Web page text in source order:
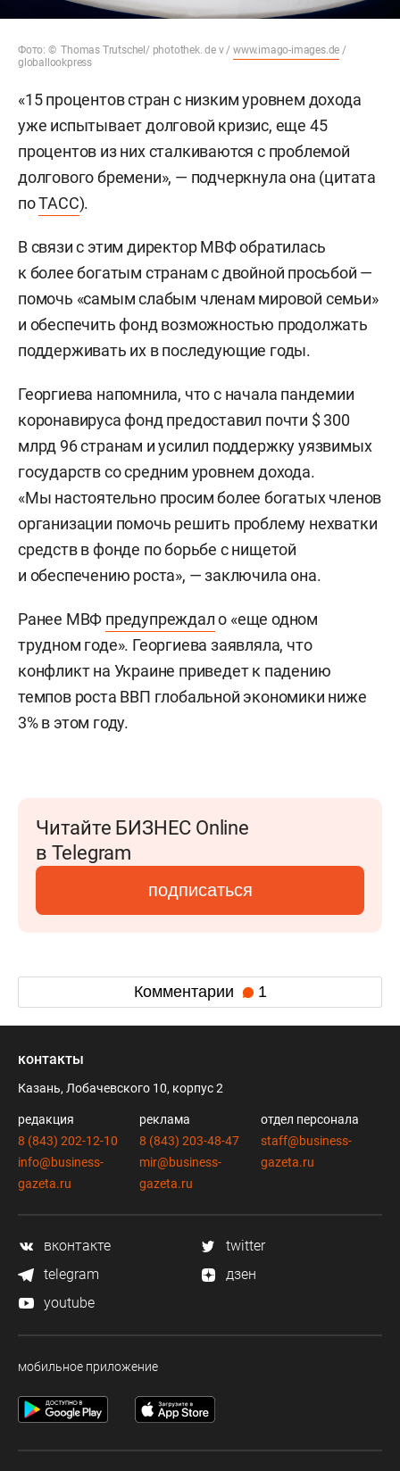
Фото: © Thomas Trutschel/ photothek. de v /www.imago-images.de /
globallookpress
«15 процентов стран с низким уровнем дохода
уже испытывает долговой кризис, еще 45
процентов из них сталкиваются с проблемой
долгового бремени», — подчеркнула она (цитата
поТАСС).
В связи с этим директор МВФ обратилась
к более богатым странам с двойной просьбой —
помочь «самым слабым членам мировой семьи»
и обеспечить фонд возможностью продолжать
поддерживать их в последующие годы.
Георгиева напомнила, что с начала пандемии
коронавируса фонд предоставил почти $ 300
млрд 96 странам и усилил поддержку уязвимых
государств со средним уровнем дохода.
«Мы настоятельно просим более богатых членов
организации помочь решить проблему нехватки
средств в фонде по борьбе с нищетой
и обеспечению роста», — заключила она.
Ранее МВФ предупреждало «еще одном
трудном годе». Георгиева заявляла, что
конфликт на Украине приведет к падению
темпов роста ВВП глобальной экономики ниже
3% в этом году.
Читайте БИЗНЕС Online
в Telegram
подписаться
Комментарии 1
контакты
Казань, Лобачевского 10, корпус 2
редакция
8 (843) 202-12-10
info@business-
gazeta.ru
реклама
8 (843) 203-48-47
mir@business-
gazeta.ru
отдел персонала
staff@business-
gazeta.ru
вконтакте
twitter
telegram
дзен
youtube
мобильное приложение